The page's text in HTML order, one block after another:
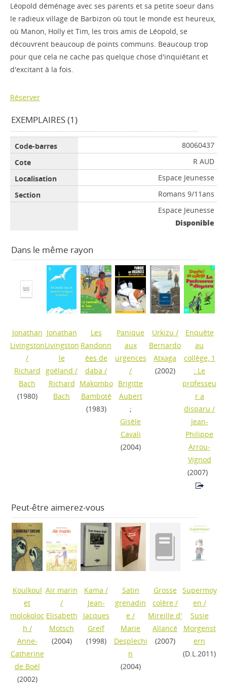
Léopold déménage avec ses parents et sa petite soeur dans
le radieux village de Barbizon où tout le monde est heureux,
où Manon, Holly et Tim, les trois amis de Léopold, se
découvrent beaucoup de points communs. Beaucoup trop
pour que cela ne cache pas quelque chose d'inquiétant et
d'excitant à la fois.
Réserver
EXEMPLAIRES (1)
80060437
R AUD
Espace Jeunesse
Romans 9/11ans
Espace Jeunesse
Disponible
Dans le même rayon
Jonathan
Livingston
/
Richard
Bach
(1980)
Jonathan
Livingston
le
goéland /
Richard
Bach
Les
Randonn
ées de
daba /
Makombo
Bamboté
(1983)
Panique
aux
urgences
/
Brigitte
Aubert
;
Gisèle
Cavali
(2004)
Urkizu /
Bernardo
Atxaga
(2002)
Enquête
au
collège, 1
: Le
professeu
r a
disparu /
Jean-
Philippe
Arrou-
Vignod
(2007)
Peut-être aimerez-vous
Koulkoul
et
molokoloc
h /
Anne-
Catherine
de Boël
(2002)
Air marin
/
Elisabeth
Motsch
(2004)
Kama /
Jean-
Jacques
Greif
(1998)
Satin
grenadin
e /
Marie
Desplechi
n
(2004)
Grosse
colère/
Mireille d'
Allancé
(2007)
Supermoy
en /
Susie
Morgenst
ern
(D.L.2011)